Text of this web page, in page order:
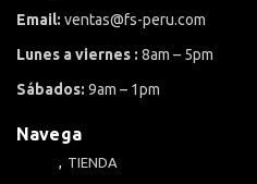
Email: ventas@fs-peru.com
Lunes a viernes : 8am – 5pm
Sábados: 9am – 1pm
Navega
TIENDA